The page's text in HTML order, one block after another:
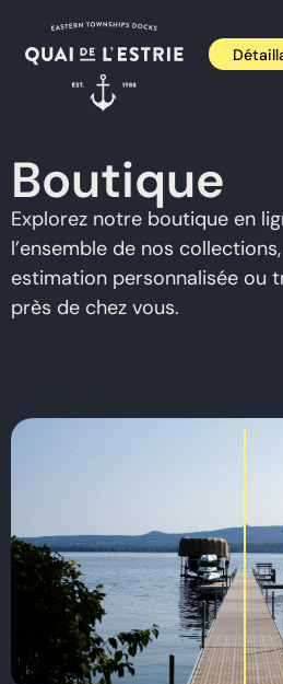
Boutique
Explorez notre boutique en
l’ensemble de nos
estimation personnalisée ou
près de chez vous.